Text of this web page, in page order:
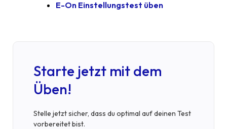
E-On Einstellungstest üben
Starte jetzt mit dem
Üben!
Stelle jetzt sicher, dass du optimal auf deinen Test
vorbereitet bist.